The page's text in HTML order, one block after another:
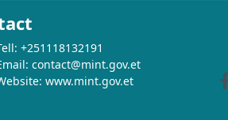
+251118132191
contact@mint.gov.et
www.mint.gov.et